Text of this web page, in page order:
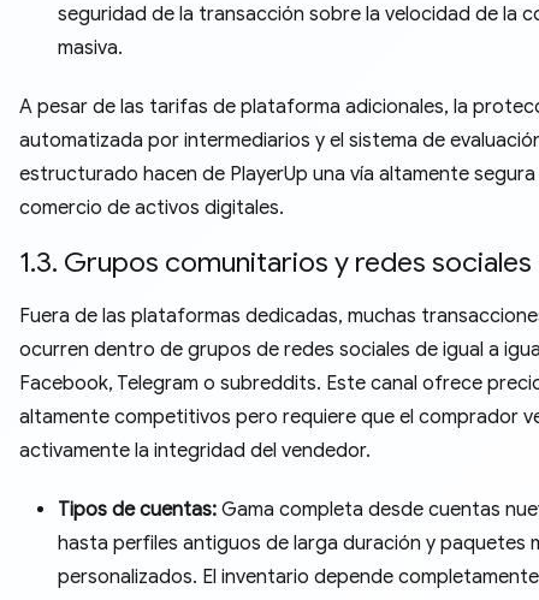
seguridad de la transacción sobre la velocidad de la
masiva.
A pesar de las tarifas de plataforma adicionales, la
automatizada por intermediarios y el sistema de
estructurado hacen de PlayerUp una vía altamente
comercio de activos digitales.
1.3. Grupos comunitarios y redes sociales
Fuera de las plataformas dedicadas, muchas
ocurren dentro de grupos de redes sociales de igual a
Facebook, Telegram o subreddits. Este canal ofrece
altamente competitivos pero requiere que el comprador
activamente la integridad del vendedor.
Tipos de cuentas: Gama completa desde cuentas
hasta perfiles antiguos de larga duración y paquetes
personalizados. El inventario depende